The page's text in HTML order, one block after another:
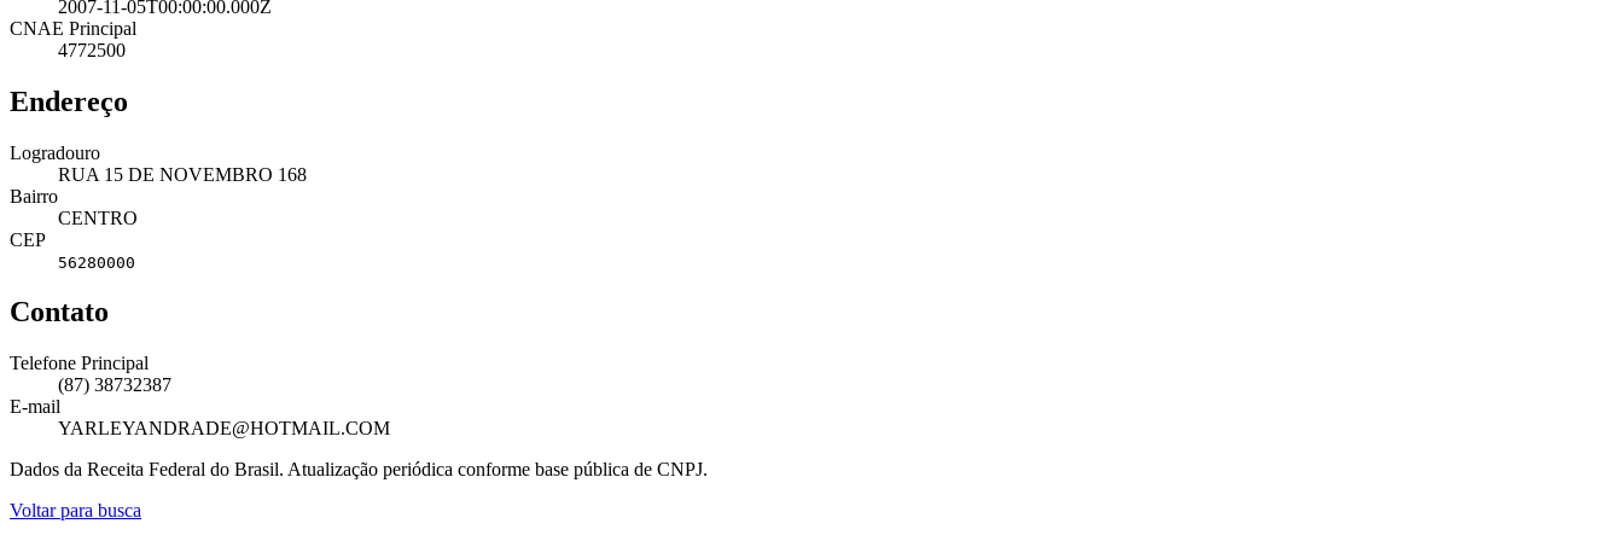
2007-11-05T00:00:00.000Z
CNAE Principal
4772500
Endereço
Logradouro
RUA 15 DE NOVEMBRO 168
Bairro
CENTRO
CEP
56280000
Contato
Telefone Principal
(87) 38732387
E-mail
YARLEYANDRADE@HOTMAIL.COM
Dados da Receita Federal do Brasil. Atualização periódica conforme base pública de CNPJ.
Voltar para busca